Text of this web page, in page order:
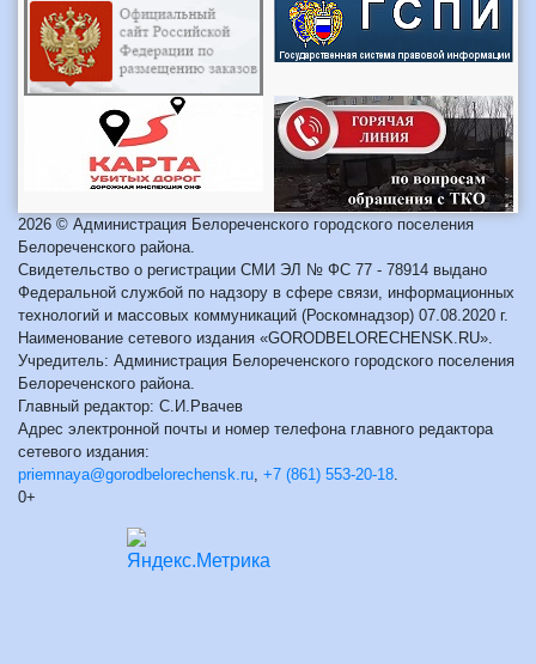
2026 © Администрация Белореченского городского поселения
Белореченского района.
Свидетельство о регистрации СМИ ЭЛ № ФС 77 - 78914 выдано
Федеральной службой по надзору в сфере связи, информационных
технологий и массовых коммуникаций (Роскомнадзор) 07.08.2020 г.
Наименование сетевого издания «GORODBELORECHENSK.RU».
Учредитель: Администрация Белореченского городского поселения
Белореченского района.
Главный редактор: С.И.Рвачев
Адрес электронной почты и номер телефона главного редактора
сетевого издания:
priemnaya@gorodbelorechensk.ru +7 (861) 553-20-18
0+